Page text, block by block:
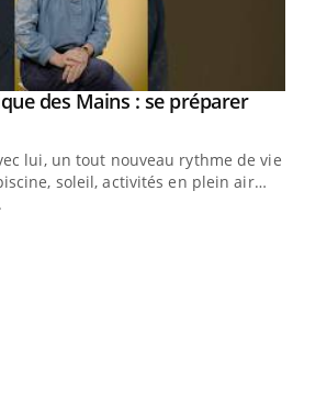
des Mains : se préparer
lui, un tout nouveau rythme de vie !
soleil, activités en plein air…